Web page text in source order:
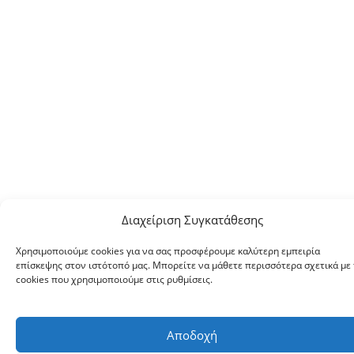
Διαχείριση Συγκατάθεσης
Χρησιμοποιούμε cookies για να σας προσφέρουμε καλύτερη εμπειρία
επίσκεψης στον ιστότοπό μας. Μπορείτε να μάθετε περισσότερα σχετικά με
cookies που χρησιμοποιούμε στις ρυθμίσεις.
Αποδοχή